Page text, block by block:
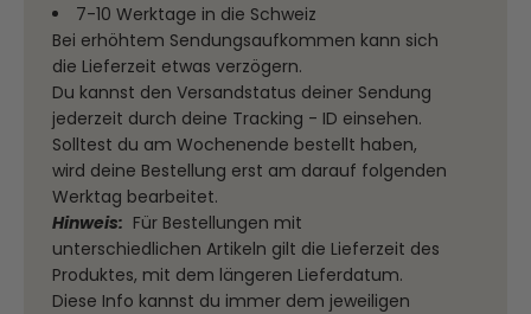
7-10 Werktage in die Schweiz
Bei erhöhtem Sendungsaufkommen kann sich
die Lieferzeit etwas verzögern.
Du kannst den Versandstatus deiner Sendung
jederzeit durch deine Tracking - ID einsehen.
Solltest du am Wochenende bestellt haben,
wird deine Bestellung erst am darauf folgenden
Werktag bearbeitet.
Hinweis: Für Bestellungen mit
unterschiedlichen Artikeln gilt die Lieferzeit des
Produktes, mit dem längeren Lieferdatum.
Diese Info kannst du immer dem jeweiligen